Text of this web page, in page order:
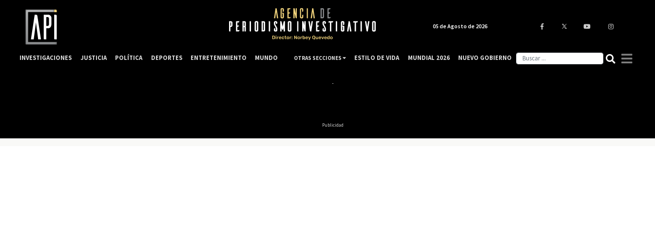
Publicidad
05 de Agosto de 2026
INVESTIGACIONES JUSTICIA POLÍTICA DEPORTES ENTRETENIMIENTO MUNDO OTRAS SECCIONES ESTILO DE VIDA MUNDIAL 2026 NUEVO GOBIERNO